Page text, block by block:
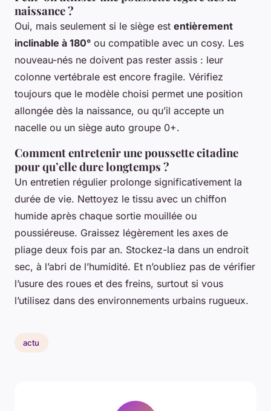
naissance ?
Oui, mais seulement si le siège est entièrement
inclinable à 180° ou compatible avec un cosy. Les
nouveau-nés ne doivent pas rester assis : leur
colonne vertébrale est encore fragile. Vérifiez
toujours que le modèle choisi permet une position
allongée dès la naissance, ou qu’il accepte un
nacelle ou un siège auto groupe 0+.
Comment entretenir une poussette citadine
pour qu’elle dure longtemps ?
Un entretien régulier prolonge significativement la
durée de vie. Nettoyez le tissu avec un chiffon
humide après chaque sortie mouillée ou
poussiéreuse. Graissez légèrement les axes de
pliage deux fois par an. Stockez-la dans un endroit
sec, à l’abri de l’humidité. Et n’oubliez pas de vérifier
l’usure des roues et des freins, surtout si vous
l’utilisez dans des environnements urbains rugueux.
actu